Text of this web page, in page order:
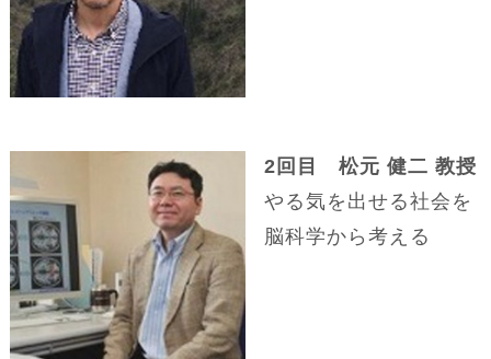
2回目 松元 健二 教授
やる気を出せる社会を
脳科学から考える